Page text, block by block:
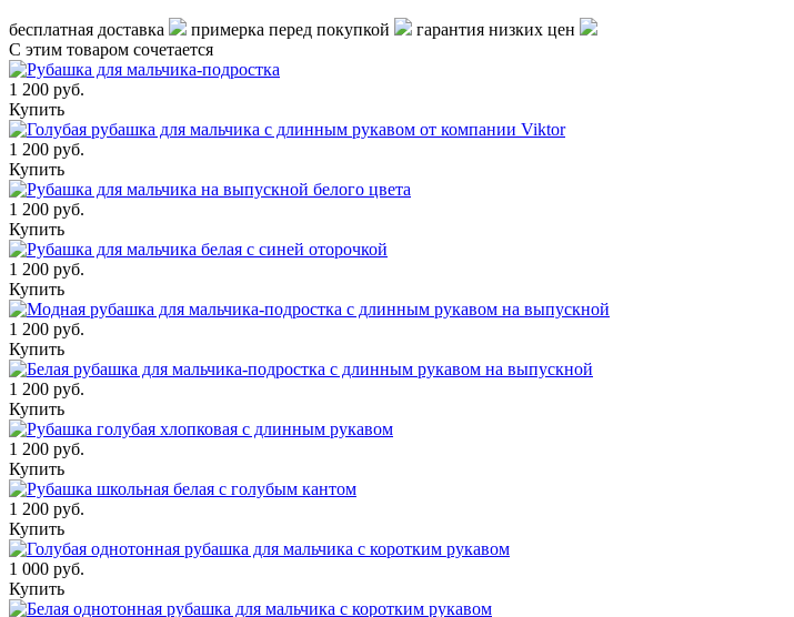
бесплатная доставка примерка перед покупкой
гарантия низких цен
С этим товаром сочетается
1 200 руб.
Купить
1 200 руб.
Купить
1 200 руб.
Купить
1 200 руб.
Купить
1 200 руб.
Купить
1 200 руб.
Купить
1 200 руб.
Купить
1 200 руб.
Купить
1 000 руб.
Купить